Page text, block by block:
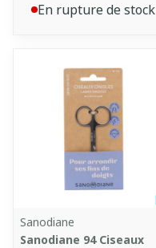
En rupture de stock
Sanodiane
Sanodiane 94 Ciseaux